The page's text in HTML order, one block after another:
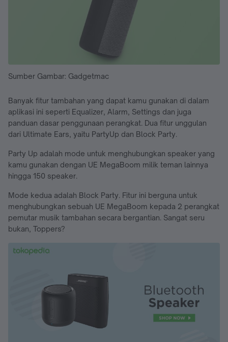
Sumber Gambar: Gadgetmac
Banyak fitur tambahan yang dapat kamu gunakan di dalam
aplikasi ini seperti Equalizer, Alarm, Settings dan juga
panduan dasar penggunaan perangkat. Dua fitur unggulan
dari Ultimate Ears, yaitu PartyUp dan Block Party.
Party Up adalah mode untuk menghubungkan speaker yang
kamu gunakan dengan UE MegaBoom milik teman lainnya
hingga 150 speaker.
Mode kedua adalah Block Party. Fitur ini berguna untuk
menghubungkan sebuah UE MegaBoom kepada 2 perangkat
pemutar musik tambahan secara bergantian. Sangat seru
bukan, Toppers?